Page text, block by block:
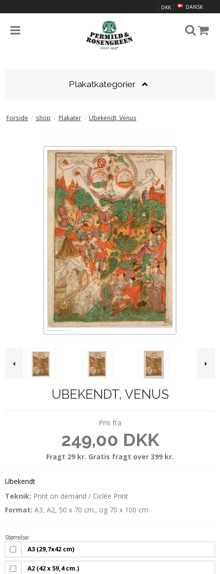
DANSK
DKK
Plakatkategorier
Forside / shop / Plakater / Ubekendt, Venus
UBEKENDT, VENUS
Pris fra
249,00 DKK
Fragt 29 kr. Gratis fragt over 399 kr.
Ubekendt
Teknik: Print on demand / Ciclée Print
Format: A3, A2, 50 x 70 cm., og 70 x 100 cm.
Størrelse:
A3 (29,7x42 cm)
A2 (42 x 59,4 cm.)